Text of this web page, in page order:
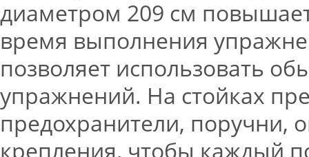
диаметром 209 см
время выполнения
позволяет использовать
упражнений. На стойках
предохранители, поручни,
крепления, чтобы каждый